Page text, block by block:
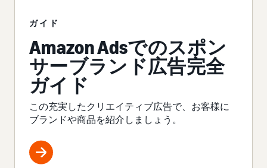
ガイド
Amazon Adsでのスポン
サーブランド広告完全
ガイド
この充実したクリエイティブ広告で、お客様に
ブランドや商品を紹介しましょう。